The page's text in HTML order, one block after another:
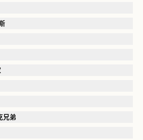
兄弟